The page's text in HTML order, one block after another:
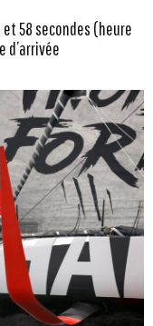
58 secondes (heure
d’arrivée